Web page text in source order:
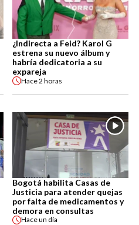
¿Indirecta a Feid? Karol G
estrena su nuevo álbum y
habría dedicatoria a su
expareja
Hace2 horas
Bogotá habilita Casas de
Justicia para atender quejas
por falta de medicamentos y
demora en consultas
Haceun día